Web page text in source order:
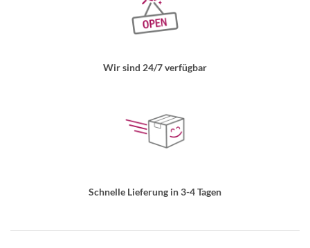
Wir sind 24/7 verfügbar
Schnelle Lieferung in 3-4 Tagen